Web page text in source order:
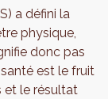
a défini la
physique,
donc pas
est le fruit
et le résultat